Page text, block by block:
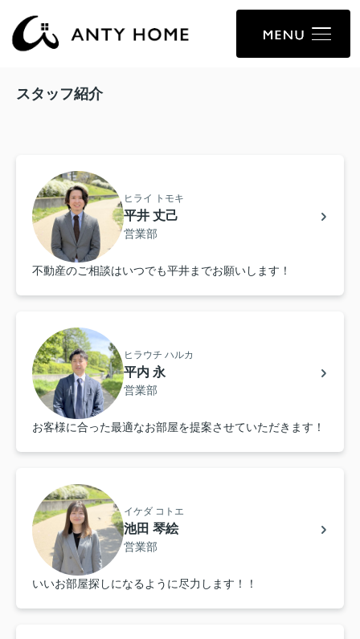
スタッフ紹介
ヒライ トモキ
平井 丈己
営業部
不動産のご相談はいつでも平井までお願いします！
ヒラウチ ハルカ
平内 永
営業部
お客様に合った最適なお部屋を提案させていただきます！
イケダ コトエ
池田 琴絵
営業部
いいお部屋探しになるように尽力します！！